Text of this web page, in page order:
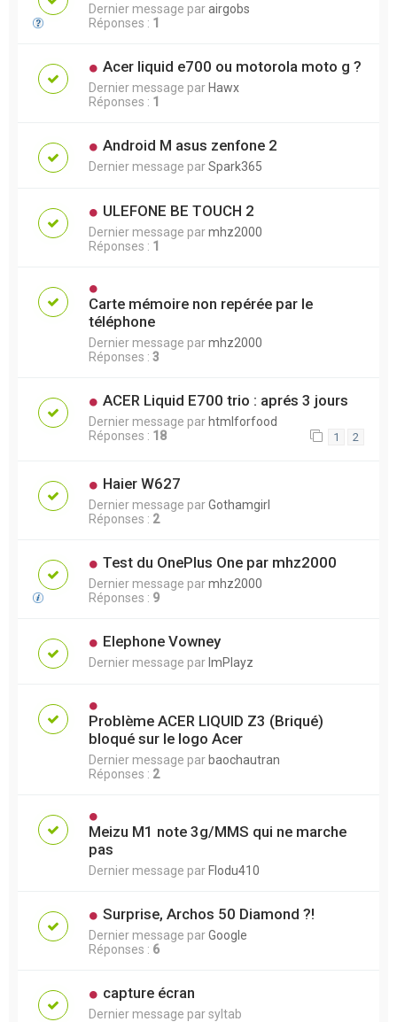
Dernier message parairgobs
Réponses : 1
Acer liquid e700 ou motorola moto g ?
Dernier message parHawx
Réponses : 1
Android M asus zenfone 2
Dernier message parSpark365
ULEFONE BE TOUCH 2
Dernier message parmhz2000
Réponses : 1
Carte mémoire non repérée par le
téléphone
Dernier message parmhz2000
Réponses : 3
ACER Liquid E700 trio : aprés 3 jours
Dernier message parhtmlforfood
Réponses : 18 1 2
Haier W627
Dernier message parGothamgirl
Réponses : 2
Test du OnePlus One par mhz2000
Dernier message parmhz2000
Réponses : 9
Elephone Vowney
Dernier message par ImPlayz
Problème ACER LIQUID Z3 (Briqué)
bloqué sur le logo Acer
Dernier message par baochautran
Réponses : 2
Meizu M1 note 3g/MMS qui ne marche
pas
Dernier message par Flodu410
Surprise, Archos 50 Diamond ?!
Dernier message parGoogle
Réponses : 6
capture écran
Dernier message parsyltab